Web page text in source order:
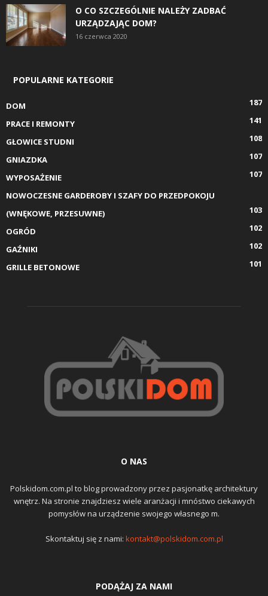
O CO SZCZEGÓLNIE NALEŻY ZADBAĆ
URZĄDZAJĄC DOM?
16 czerwca 2020
POPULARNE KATEGORIE
DOM
187
PRACE I REMONTY
141
GŁOWICE STUDNI
108
GNIAZDKA
107
WYPOSAŻENIE
107
NOWOCZESNE GARDEROBY I SZAFY DO PRZEDPOKOJU
(WNĘKOWE, PRZESUWNE)
103
OGRÓD
102
GAŹNIKI
102
GRILLE BETONOWE
101
O NAS
Polskidom.com.pl to blog prowadzony przez pasjonatkę architektury
wnętrz. Na stronie znajdziesz wiele aranżacji i mnóstwo ciekawych
pomysłów na urządzenie swojego własnego m.
Skontaktuj się z nami: kontakt@polskidom.com.pl
PODĄŻAJ ZA NAMI